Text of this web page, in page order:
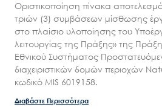
Οριστικοποίηση πίνακα
τριών (3) συμβάσεων μίσθωσης
στο πλαίσιο υλοποίησης του
λειτουργίας της Πράξης» της
Εθνικού Συστήματος
διαχειριστικών δομών περιοχών
κωδικό MIS 6019158.
Διαβάστε Περισσότερα